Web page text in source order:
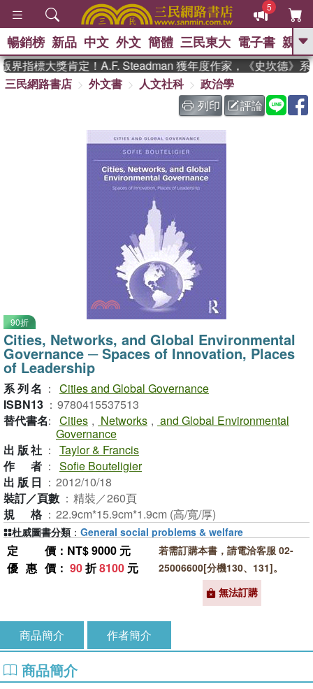
5
GO
熱搜： 東野圭吾 、 高希均教授回憶錄
The Odyssey 、 父親節 、 如果歷
史是一群喵 、 暑期推薦 、 國際布克
獎 臺灣漫遊錄 、 方念華
登輝時代 、 數學女孩：黎曼猜想
偉大的迷走神經
暢銷榜 新品 中文 外文 簡體 三民東大 電子書 親子
指標大獎肯定！A.F. Steadman 獲年度作家，《史坎德》系
三民網路書店
外文書 人文社科
政治學
列印
評論
90折
Cities, Networks, and Global Environmental
Governance ─ Spaces of Innovation, Places
of Leadership
系列名 ： Cities and Global Governance
ISBN13 ： 9780415537513
替代書名： Cities , Networks , and Global Environmental
Governance
出版社 ： Taylor & Francis
作者 ： Sofie Bouteligier
出版日 ： 2012/10/18
裝訂／頁數 ： 精裝／260頁
規格 ： 22.9cm*15.9cm*1.9cm (高/寬/厚)
定價 ：NT$ 9000 元
優惠價 ： 90折8100 元
若需訂購本書，請電洽客服 02-
25006600[分機130、131]。
無法訂購
杜威圖書分類 ： General social problems & welfare
商品簡介 作者簡介
商品簡介